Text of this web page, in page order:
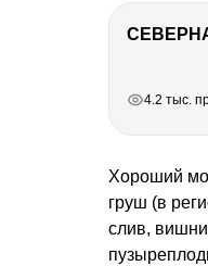
4.2 тыс.
Хороший
груш (в
слив,